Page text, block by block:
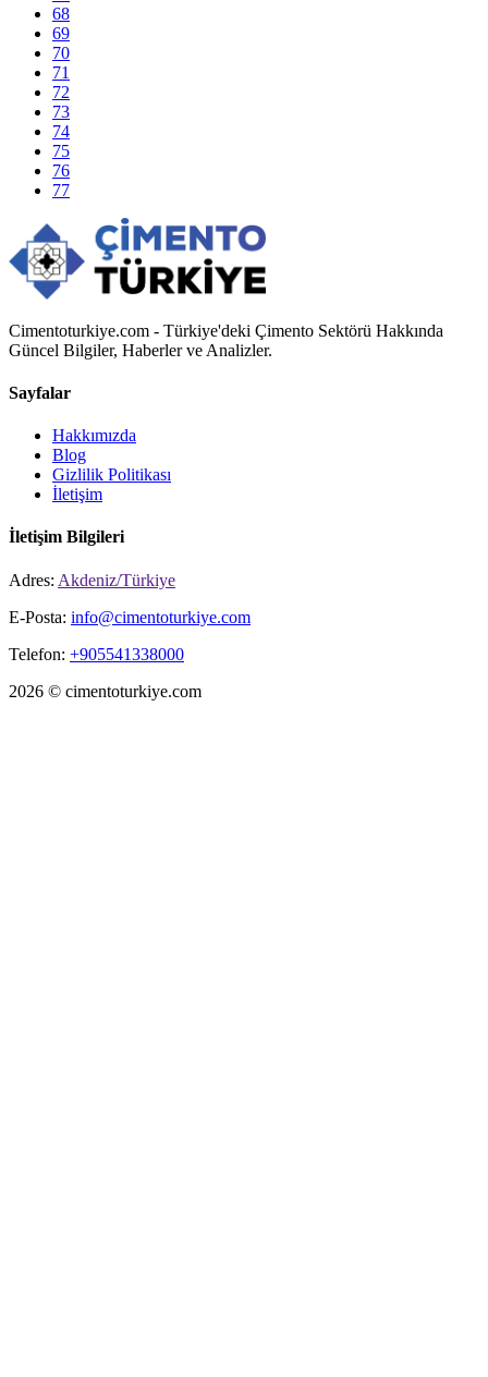
68
69
70
71
72
73
74
75
76
77
Cimentoturkiye.com - Türkiye'deki Çimento Sektörü Hakkında
Güncel Bilgiler, Haberler ve Analizler.
Sayfalar
Hakkımızda
Blog
Gizlilik Politikası
İletişim
İletişim Bilgileri
Adres: Akdeniz/Türkiye
E-Posta: info@cimentoturkiye.com
Telefon: +905541338000
2026 © cimentoturkiye.com